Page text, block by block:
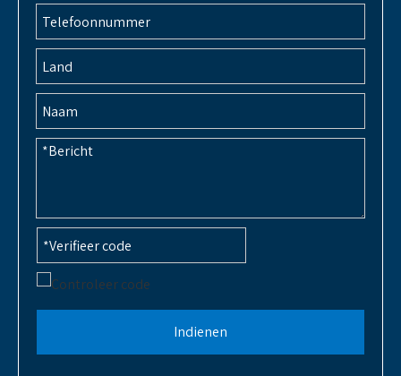
Indienen